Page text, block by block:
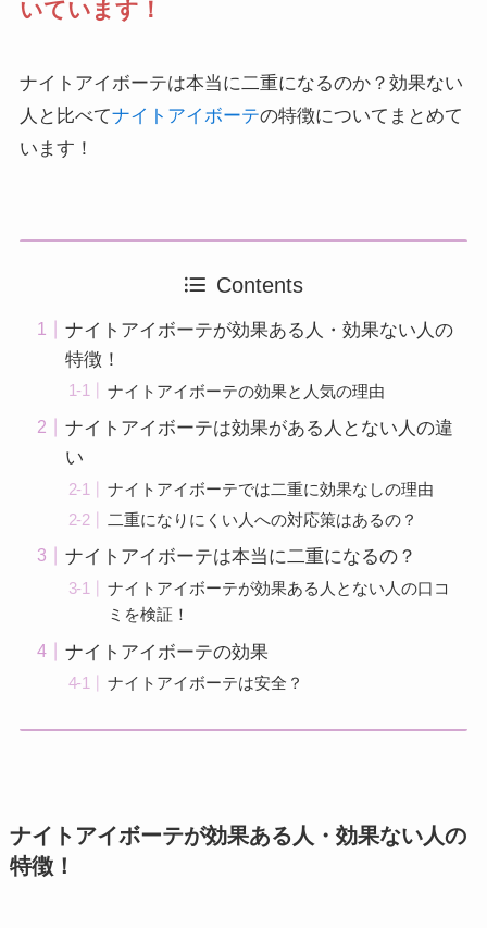
いています！
ナイトアイボーテは本当に二重になるのか？効果ない
人と比べてナイトアイボーテの特徴についてまとめて
います！
Contents
ナイトアイボーテが効果ある人・効果ない人の
特徴！
ナイトアイボーテの効果と人気の理由
ナイトアイボーテは効果がある人とない人の違
い
ナイトアイボーテでは二重に効果なしの理由
二重になりにくい人への対応策はあるの？
ナイトアイボーテは本当に二重になるの？
ナイトアイボーテが効果ある人とない人の口コ
ミを検証！
ナイトアイボーテの効果
ナイトアイボーテは安全？
ナイトアイボーテが効果ある人・効果ない人の
特徴！